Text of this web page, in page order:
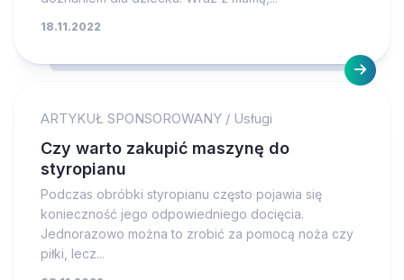
18.11.2022
ARTYKUŁ SPONSOROWANY / Usługi
Czy warto zakupić maszynę do
styropianu
Podczas obróbki styropianu często pojawia się
konieczność jego odpowiedniego docięcia.
Jednorazowo można to zrobić za pomocą noża czy
piłki, lecz...